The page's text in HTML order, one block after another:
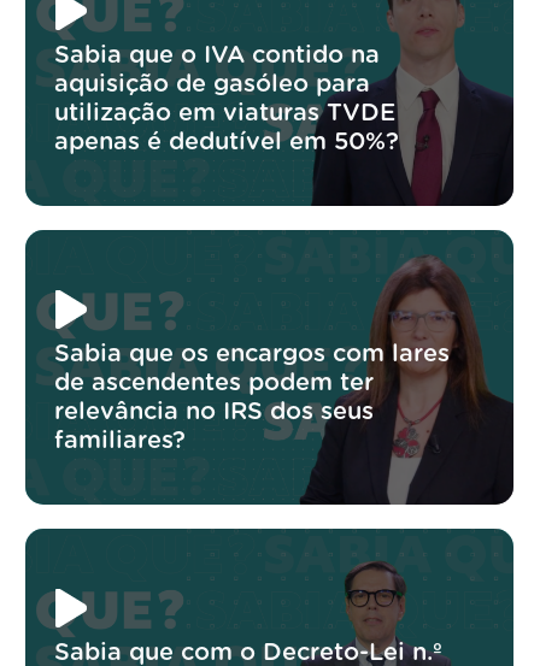
Sabia que o IVA contido na
aquisição de gasóleo para
utilização em viaturas TVDE
apenas é dedutível em 50%?
Sabia que os encargos com lares
de ascendentes podem ter
relevância no IRS dos seus
familiares?
Sabia que com o Decreto-Lei n.º